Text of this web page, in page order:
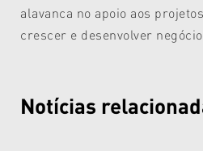
alavanca no apoio aos
crescer e desenvolver
Notícias